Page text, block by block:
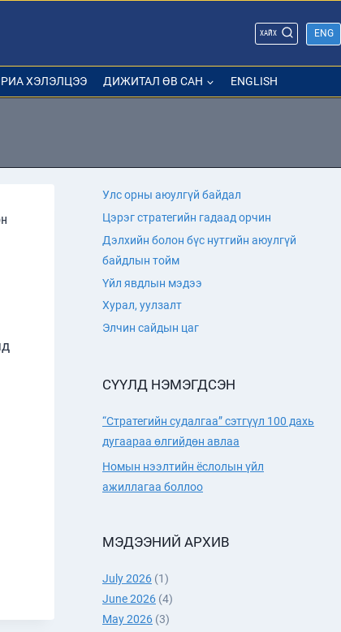
ХАЙХ ENG
ХЭЛЭЛЦЭЭ ДИЖИТАЛ ӨВ САН ENGLISH
Улс орны аюулгүй байдал
Цэрэг стратегийн гадаад орчин
Дэлхийн болон бүс нутгийн аюулгүй
байдлын тойм
Үйл явдлын мэдээ
Хурал, уулзалт
Элчин сайдын цаг
СҮҮЛД НЭМЭГДСЭН
“Стратегийн судалгаа” сэтгүүл 100 дахь
дугаараа өлгийдөн авлаа
Номын нээлтийн ёслолын үйл
ажиллагаа боллоо
МЭДЭЭНИЙ АРХИВ
July 2026 (1)
June 2026 (4)
May 2026 (3)